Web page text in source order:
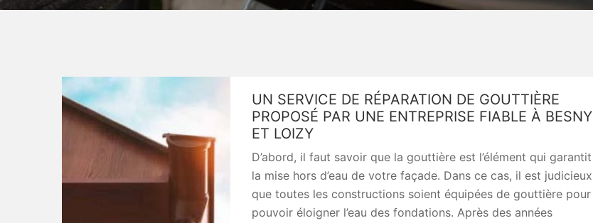
UN SERVICE DE RÉPARATION DE GOUTTIÈRE
PROPOSÉ PAR UNE ENTREPRISE FIABLE À BESNY
ET LOIZY
D’abord, il faut savoir que la gouttière est l’élément qui garantit
la mise hors d’eau de votre façade. Dans ce cas, il est judicieux
que toutes les constructions soient équipées de gouttière pour
pouvoir éloigner l’eau des fondations. Après des années